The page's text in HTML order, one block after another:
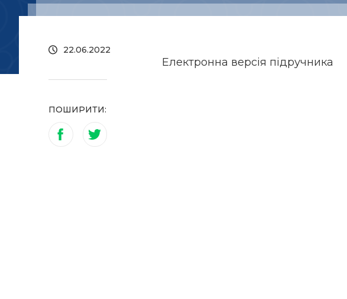
22.06.2022
ПОШИРИТИ:
Електронна версія підручника